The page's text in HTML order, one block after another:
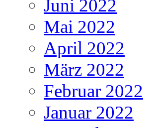
Juni 2022
Mai 2022
April 2022
März 2022
Februar 2022
Januar 2022